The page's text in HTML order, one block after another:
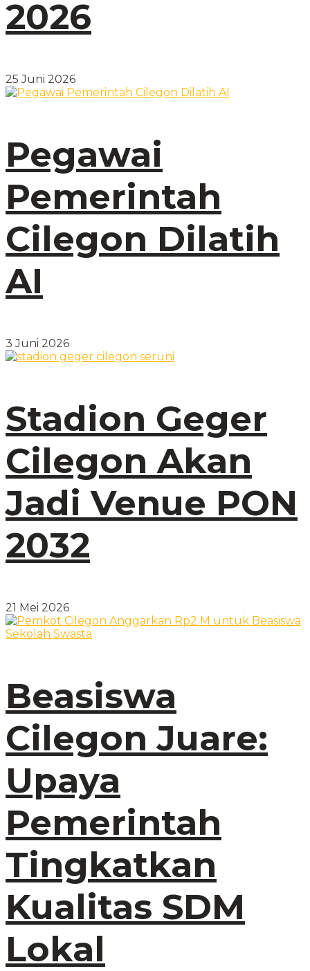
2026
25 Juni 2026
Pegawai
Pemerintah
Cilegon Dilatih
AI
3 Juni 2026
Stadion Geger
Cilegon Akan
Jadi Venue PON
2032
21 Mei 2026
Beasiswa
Cilegon Juare:
Upaya
Pemerintah
Tingkatkan
Kualitas SDM
Lokal